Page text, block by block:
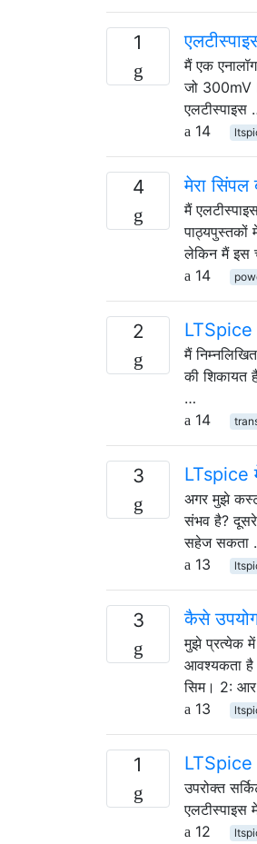
1
मैं एक
जो 300mV
एलटीस्पाइस
14
4 मेरा सिंपल
मैं
पाठ्यपुस्तकों
लेकिन मैं इस
14
2 LTSpice
मैं
की शिकायत
…
14
3 LTspice
अगर मुझे
संभव है? दूसरे
सहेज सकता
13
3 कैसे
मुझे प्रत्येक में
आवश्यकता
सिम। 2:
13
1 LTSpice
उपरोक्त
एलटीस्पाइस
12